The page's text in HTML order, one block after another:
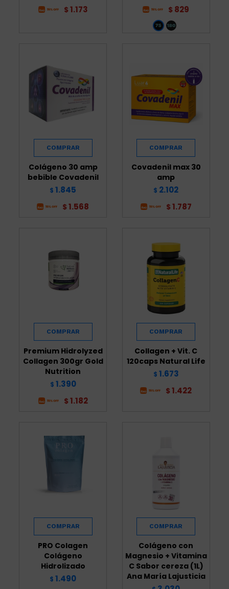
$ 1.173 $ 829
Colágeno 30 amp
bebible Covadenil
$ 1.845
$ 1.568
Covadenil max 30
amp
$ 2.102
$ 1.787
Premium Hidrolyzed
Collagen 300gr Gold
Nutrition
$ 1.390
$ 1.182
Collagen + Vit. C
120caps Natural Life
$ 1.673
$ 1.422
PRO Colagen
Colágeno
Hidrolizado
$ 1.490
Colágeno con
Magnesio + Vitamina
C Sabor cereza (1L)
Ana María Lajusticia